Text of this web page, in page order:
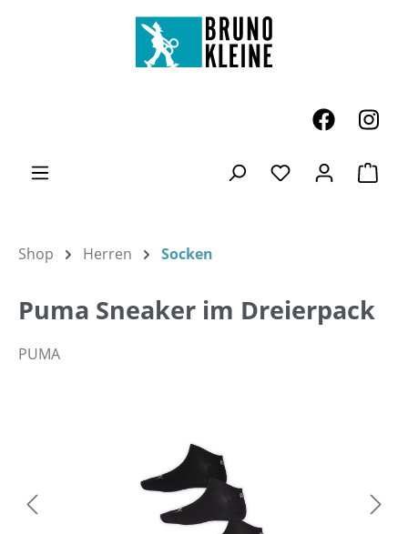
Zum Hauptinhalt springen
Du hast 0
Shop Herren Socken
Puma Sneaker im Dreierpack
PUMA